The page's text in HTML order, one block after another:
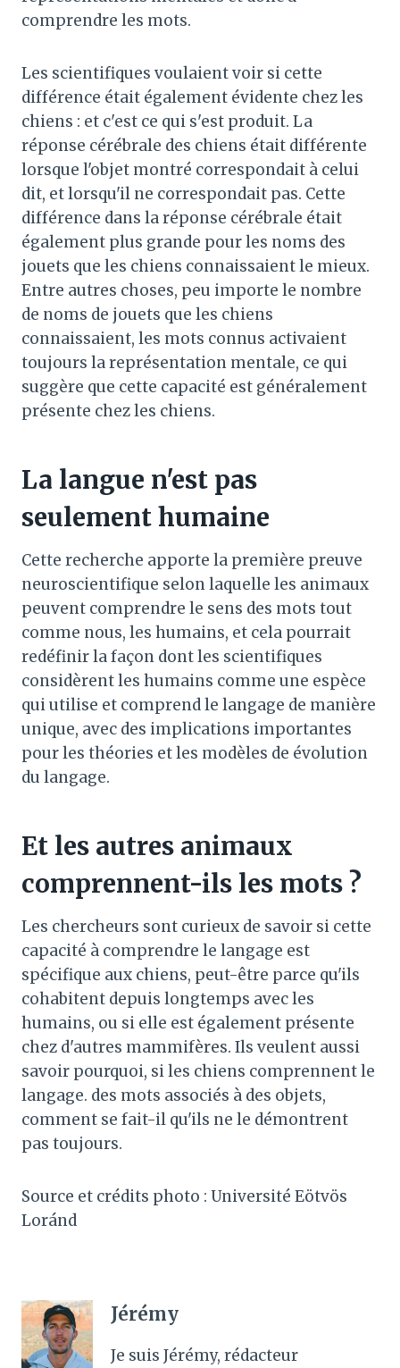
comprendre les mots.
Les scientifiques voulaient voir si cette
différence était également évidente chez les
chiens : et c'est ce qui s'est produit. La
réponse cérébrale des chiens était différente
lorsque l'objet montré correspondait à celui
dit, et lorsqu'il ne correspondait pas. Cette
différence dans la réponse cérébrale était
également plus grande pour les noms des
jouets que les chiens connaissaient le mieux.
Entre autres choses, peu importe le nombre
de noms de jouets que les chiens
connaissaient, les mots connus activaient
toujours la représentation mentale, ce qui
suggère que cette capacité est généralement
présente chez les chiens.
La langue n'est pas
seulement humaine
Cette recherche apporte la première preuve
neuroscientifique selon laquelle les animaux
peuvent comprendre le sens des mots tout
comme nous, les humains, et cela pourrait
redéfinir la façon dont les scientifiques
considèrent les humains comme une espèce
qui utilise et comprend le langage de manière
unique, avec des implications importantes
pour les théories et les modèles de évolution
du langage.
Et les autres animaux
comprennent-ils les mots ?
Les chercheurs sont curieux de savoir si cette
capacité à comprendre le langage est
spécifique aux chiens, peut-être parce qu'ils
cohabitent depuis longtemps avec les
humains, ou si elle est également présente
chez d'autres mammifères. Ils veulent aussi
savoir pourquoi, si les chiens comprennent le
langage. des mots associés à des objets,
comment se fait-il qu'ils ne le démontrent
pas toujours.
Source et crédits photo : Université Eötvös
Loránd
Jérémy
Je suis Jérémy, rédacteur